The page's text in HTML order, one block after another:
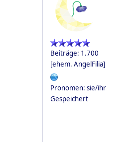
Beiträge: 1.700
[ehem. AngelFilia]
Pronomen: sie/ihr
Gespeichert